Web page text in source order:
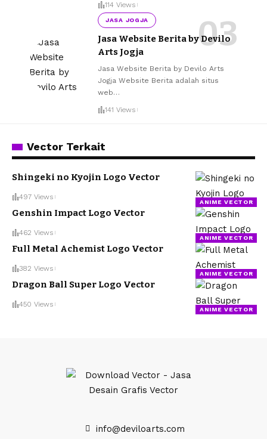
114 Views
JASA JOGJA
Jasa Website Berita by Devilo
Arts Jogja
Jasa Website Berita by Devilo Arts
Jogja Website Berita adalah situs
web…
141 Views
Vector Terkait
ANIME VECTOR
Shingeki no Kyojin Logo Vector
497 Views
ANIME VECTOR
Genshin Impact Logo Vector
462 Views
ANIME VECTOR
Full Metal Achemist Logo Vector
382 Views
ANIME VECTOR
Dragon Ball Super Logo Vector
450 Views
info@deviloarts.com